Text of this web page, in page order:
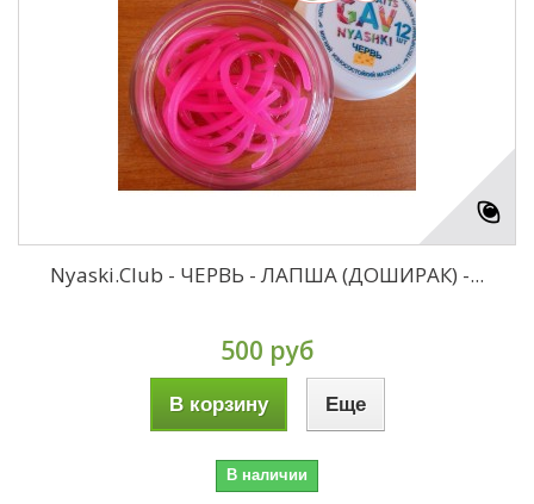
Nyaski.Club - ЧЕРВЬ - ЛАПША (ДОШИРАК) -...
500 руб
В корзину Еще
В наличии